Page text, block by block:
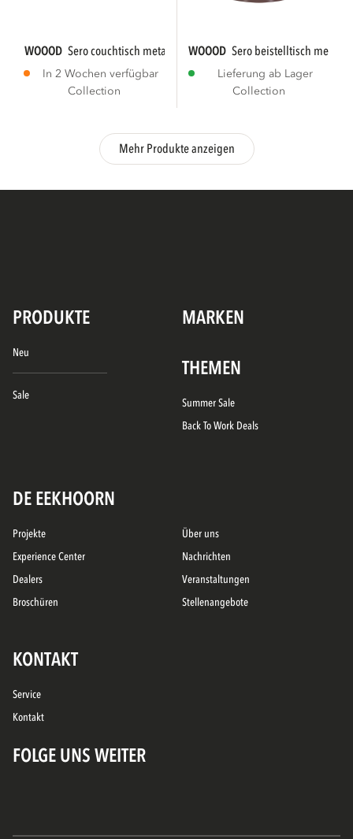
WOOOD sero couchtisch metal/glass braun
In 2 Wochen verfügbar
Collection
WOOOD sero beistelltisch metal/
Lieferung ab Lager
Collection
Mehr Produkte anzeigen
PRODUKTE MARKEN
Neu
Sale
THEMEN
Summer Sale
Back To Work Deals
DE EEKHOORN
Projekte
Experience Center
Dealers
Broschüren
Über uns
Nachrichten
Veranstaltungen
Stellenangebote
KONTAKT
Service
Kontakt
FOLGE UNS WEITER